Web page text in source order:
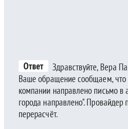
Ответ
Здравствуйте, Вера
Ваше обращение сообщаем,
компании направлено письмо в
города направлено". Провайдер
перерасчёт.